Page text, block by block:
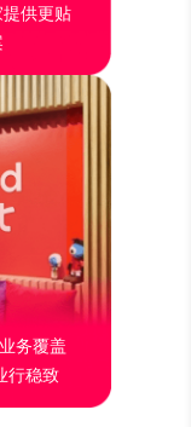
供更贴
务覆盖
行稳致